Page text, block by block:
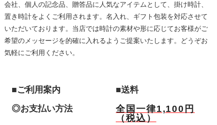
会社、個人の記念品、贈答品に人気なアイテムとして、掛け時計、
置き時計をよくご利用されます。名入れ、ギフト包装を対応させて
いただいております。当店では時計の素材や形に応じてお客様がご
希望のメッセージを的確に入れるようご提案いたします。どうぞお
気軽にご利用ください。
■ご利用案内
◎お支払い方法
■送料
全国一律1,100円
（税込）